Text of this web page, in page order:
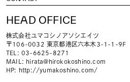
HEAD OFFICE
株式会社ユマコシノアソシエイツ
〒106-0032 東京都港区六本木3-1-1-9F
TEL: 03-6625-8271
MAIL: hirata@hirokokoshino.com
HP: http://yumakoshino.com/